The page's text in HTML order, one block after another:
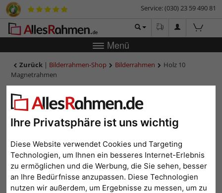
Ihre Privatsphäre ist uns wichtig
Diese Website verwendet Cookies und Targeting
Technologien, um Ihnen ein besseres Internet-Erlebnis
zu ermöglichen und die Werbung, die Sie sehen, besser
an Ihre Bedürfnisse anzupassen. Diese Technologien
nutzen wir außerdem, um Ergebnisse zu messen, um zu
Service: (030) 23 59 490 81
Menü
Zurück | Bilderrahmen-Shop Bilderrahmen
Holz 10
Magnetrahmen
Holz 10 Magnetrahmen